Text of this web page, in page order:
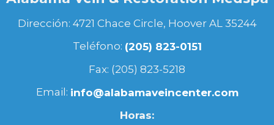
Dirección: 4721 Chace Circle, Hoover AL 35244
Teléfono: (205) 823-0151
Fax: (205) 823-5218
Email: info@alabamaveincenter.com
Horas: